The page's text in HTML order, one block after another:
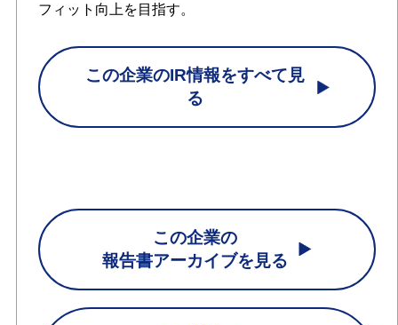
フィット向上を目指す。
この企業のIR情報をすべて見
る
この企業の
報告書アーカイブを見る